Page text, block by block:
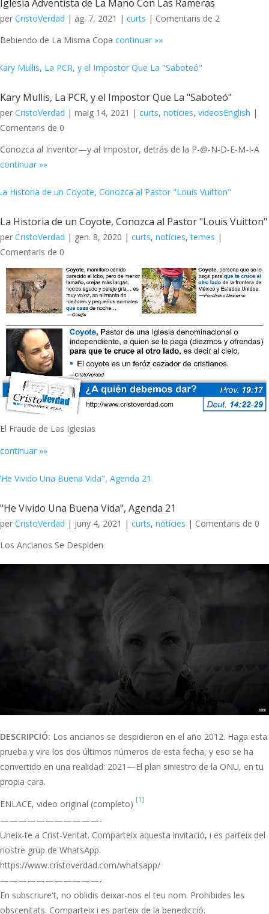
Iglesia Adventista de La Mano Con Las Rameras
per CristoVerdad | ag. 7, 2021 | curts | Comentaris de 2
Bebiendo de La Misma Copa continuar »»
Kary Mullis, La PCR, y el Impostor Que La "Saboteó"
per CristoVerdad | maig 14, 2021 | curts, notícies, videosEnglish |
Comentaris de 0
Conozca al Inventor—y al Impostor, detrás de la P-@-N-D-E-M-I-A
continuar »»
La Historia de un Coyote, Conozca al Pastor "Louis Vuitton"
per CristoVerdad | gen. 8, 2020 | curts, notícies,temes |
Comentaris de 0
El Fraude de Las Iglesias
continuar »»
"He Vivido Una Buena Vida", Agenda 21
per CristoVerdad | juny 4, 2021 | curts, notícies | Comentaris de 0
Los Ancianos Se Despiden
DESCRIPCIÓ: Los ancianos se despidieron en el año 2012. Haga esta
prueba y vire los dos últimos números de esta fecha, y eso se ha
convertido en una realidad: 2021—El plan siniestro de la ONU, en tu
propia cara.
ENLACE, video original (completo) [1]
———————————-
Uneix-te a Crist-Veritat. Comparteix aquesta invitació, i es parteix del
nostre grup de WhatsApp.
https://www.cristoverdad.com/whatsapp/
———————————-
En subscriure't, no oblidis deixar-nos el teu nom. Prohibides les
obscenitats. Comparteix i es parteix de la benedicció.